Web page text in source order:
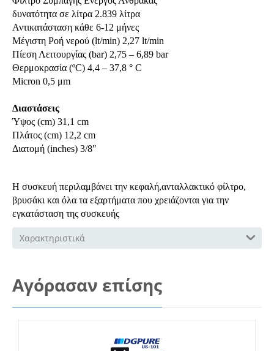
δυνατότητα σε λίτρα 2.839 λίτρα
Αντικατάσταση κάθε 6-12 μήνες
Μέγιστη Ροή νερού (lt/min) 2,27 lt/min
Πίεση Λειτουργίας (bar) 2,75 – 6,89 bar
Θερμοκρασία (ºC) 4,4 – 37,8 ° C
Micron 0,5 μm
Διαστάσεις
Ύψος (cm) 31,1 cm
Πλάτος (cm) 12,2 cm
Διατομή (inches) 3/8″
H συσκευή περιλαμβάνει την κεφαλή,ανταλλακτικό φίλτρο,
βρυσάκι και όλα τα εξαρτήματα που χρειάζονται για την
εγκατάσταση της συσκευής
Χαρακτηριστικά
Αγόρασαν επίσης